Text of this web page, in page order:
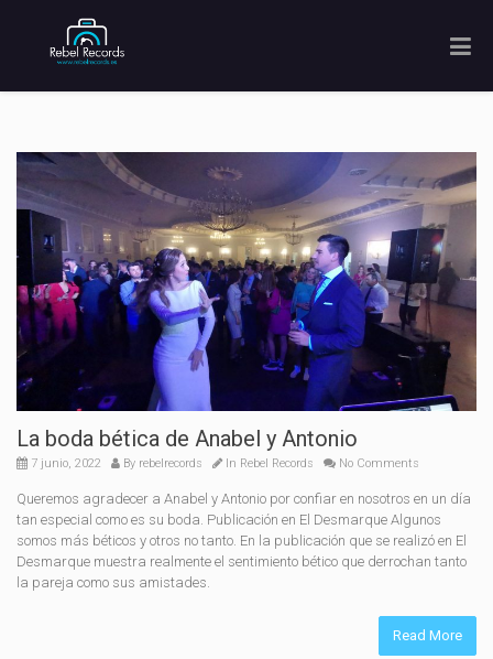
La boda bética de Anabel y Antonio
7 junio, 2022 By rebelrecords In Rebel Records No Comments
Queremos agradecer a Anabel y Antonio por confiar en nosotros en un día
tan especial como es su boda. Publicación en El Desmarque Algunos
somos más béticos y otros no tanto. En la publicación que se realizó en El
Desmarque muestra realmente el sentimiento bético que derrochan tanto
la pareja como sus amistades.
Read More